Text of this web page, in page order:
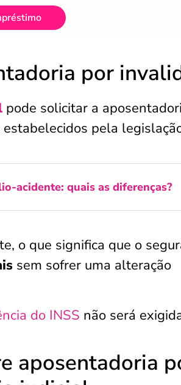
por
pode solicitar a
pela
acidente: quais as diferenças?
o que significa que o
sem sofrer uma alteração
do INSS não será
aposentadoria